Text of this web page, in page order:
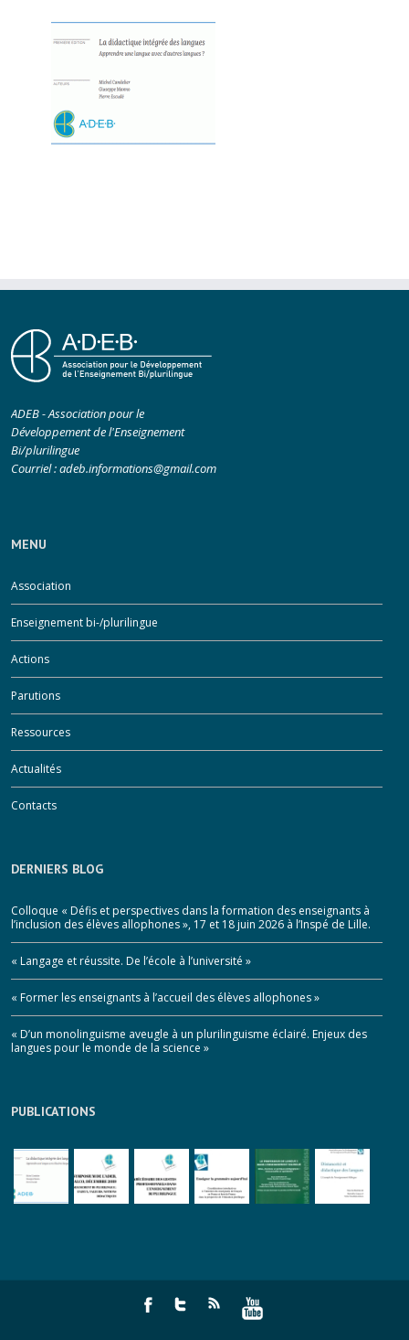
Next
ADEB - Association pour le
Développement de l'Enseignement
Bi/plurilingue
Courriel :adeb.informations@gmail.com
MENU
Association
Enseignement bi-/plurilingue
Actions
Parutions
Ressources
Actualités
Contacts
DERNIERS BLOG
Colloque « Défis et perspectives dans la formation des enseignants à
l’inclusion des élèves allophones », 17 et 18 juin 2026 à l’Inspé de Lille.
« Langage et réussite. De l’école à l’université »
« Former les enseignants à l’accueil des élèves allophones »
« D’un monolinguisme aveugle à un plurilinguisme éclairé. Enjeux des
langues pour le monde de la science »
PUBLICATIONS